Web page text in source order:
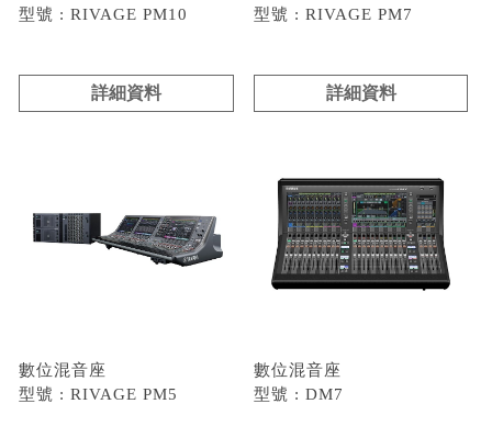
型號 : RIVAGE PM10
詳細資料
型號 : RIVAGE PM7
詳細資料
數位混音座
型號 : RIVAGE PM5
數位混音座
型號 : DM7